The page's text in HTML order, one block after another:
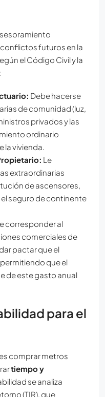
futuros en la
el Código Civil y la
Debe hacerse
de comunidad (luz,
privados y las
ordinario
la vivienda.
Le
extraordinarias
de ascensores,
seguro de continente
corresponder al
comerciales de
pactar que el
permitiendo que el
de este gasto anual
para el
comprar metros
tiempo y
se analiza
(TIR), que